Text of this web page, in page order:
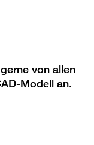
von allen
Modell an.